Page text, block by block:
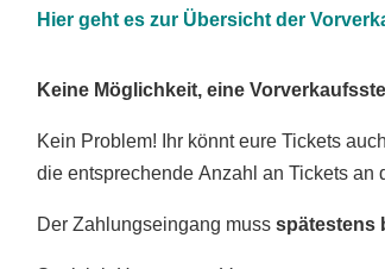
Hier geht es zur Übersicht der
Keine Möglichkeit, eine
Kein Problem! Ihr könnt eure Tickets
die entsprechende Anzahl an Tickets an
Der Zahlungseingang muss spätestens